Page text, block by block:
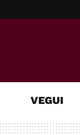
VEGUI